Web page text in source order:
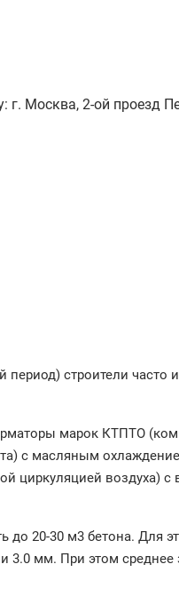
г. Москва, 2-ой проезд
строители часто
марок КТПТО
с масляным
циркуляцией воздуха)
20-30 м3 бетона. Для
мм. При этом среднее